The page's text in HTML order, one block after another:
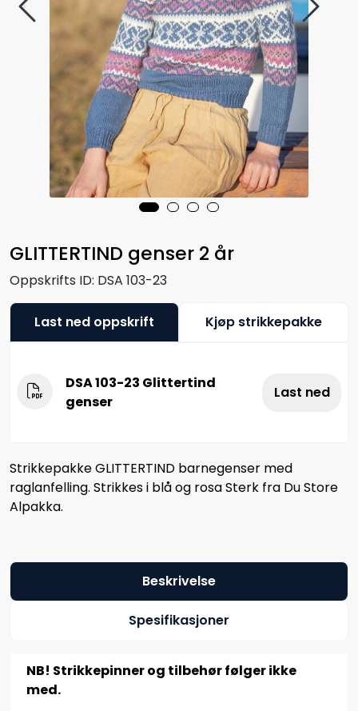
GLITTERTIND genser 2 år
Oppskrifts ID: DSA 103-23
Last ned oppskrift Kjøp strikkepakke
DSA 103-23 Glittertind
genser
Last ned
Strikkepakke GLITTERTIND barnegenser med
raglanfelling. Strikkes i blå og rosa Sterk fra Du Store
Alpakka.
Beskrivelse
Spesifikasjoner
NB! Strikkepinner og tilbehør følger ikke
med.